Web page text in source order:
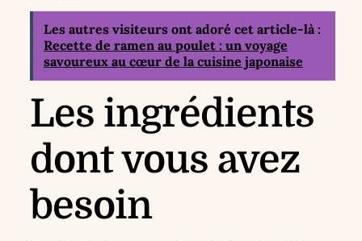
Les autres visiteurs ont adoré cet article-là :
Recette de ramen au poulet : un voyage
savoureux au cœur de la cuisine japonaise
Les ingrédients
dont vous avez
besoin